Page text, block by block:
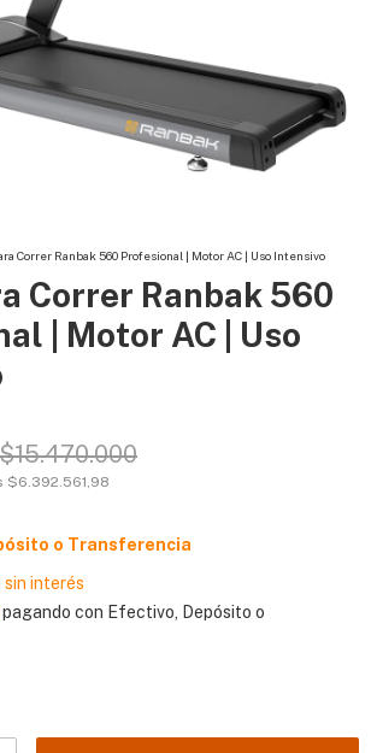
Correr Ranbak 560 Profesional | Motor AC | Uso Intensivo
Correr Ranbak 560
| Motor AC | Uso
$15.470.000
$6.392.561,98
o Transferencia
sin interés
pagando con Efectivo, Depósito o